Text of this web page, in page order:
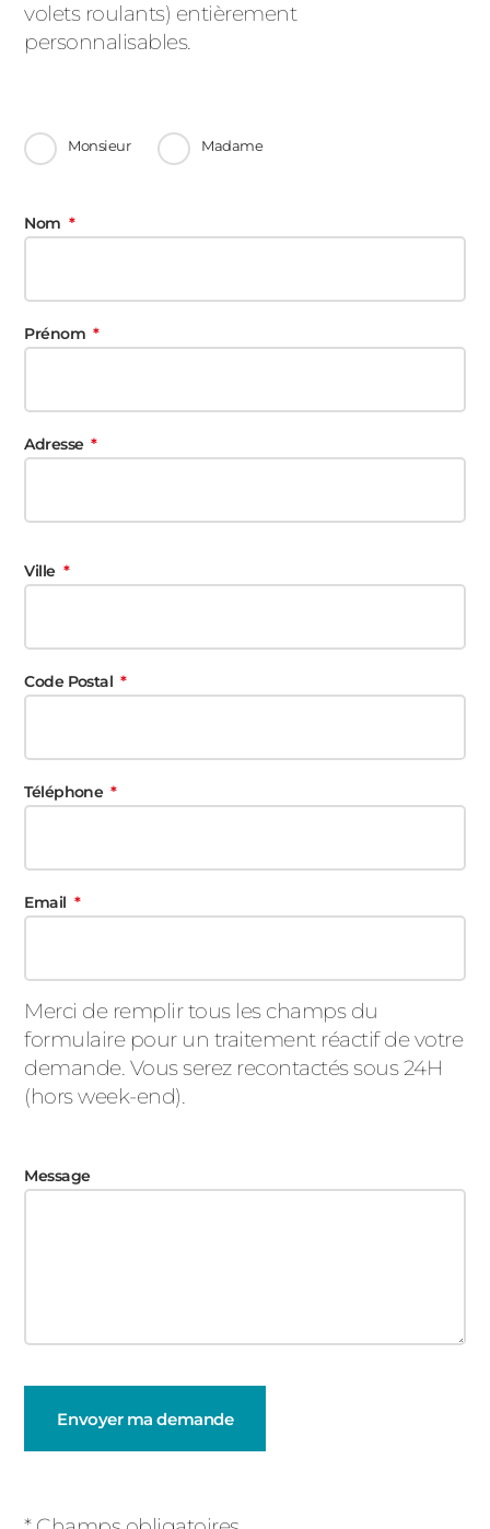
volets roulants) entièrement
personnalisables.
Monsieur Madame
Nom
Prénom
Adresse
Ville
Code Postal
Téléphone
Email
Merci de remplir tous les champs du
formulaire pour un traitement réactif de votre
demande. Vous serez recontactés sous 24H
(hors week-end).
Message